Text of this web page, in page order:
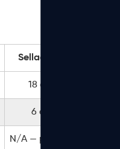
Sellado / Sin abrir
18 a 24 meses
6 a 12 meses
N/A — preparar fresco